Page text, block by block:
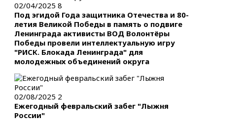
02/04/2025 8
Под эгидой Года защитника Отечества и 80-
летия Великой Победы в память о подвиге
Ленинграда активисты ВОД Волонтёры
Победы провели интеллектуальную игру
"РИСК. Блокада Ленинграда" для
молодежных объединений округа
02/08/2025 2
Ежегодный февральский забег "Лыжня
России"